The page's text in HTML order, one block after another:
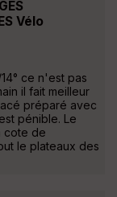
Vélo
ce n'est pas
il fait meilleur
préparé avec
pénible. Le
cote de
le plateaux des